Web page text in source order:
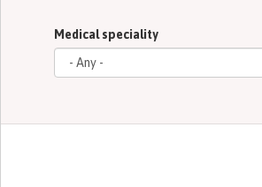
Medical speciality